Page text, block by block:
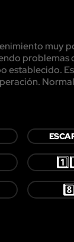
muy
establecido.